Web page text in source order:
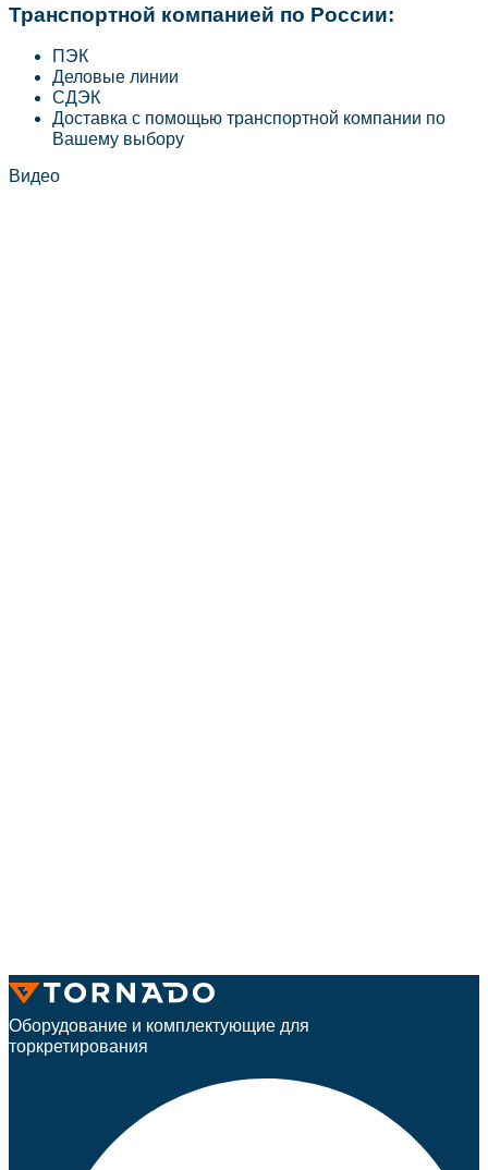
Транспортной компанией по России:
ПЭК
Деловые линии
СДЭК
Доставка с помощью транспортной компании по
Вашему выбору
Видео
Оборудование и комплектующие для
торкретирования